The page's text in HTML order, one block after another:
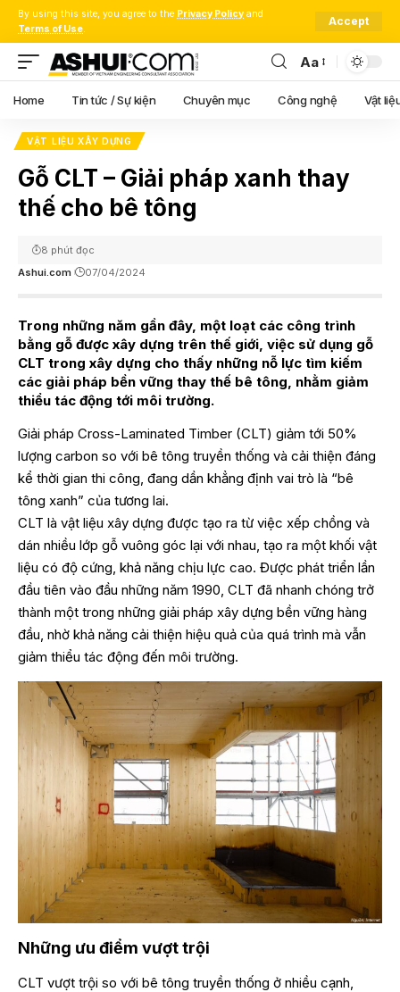
By using this site, you agree to the Privacy Policy and
Terms of Use.
Accept
Font
Resizer
Aa
Home Tin tức / Sự kiện Chuyên mục Công nghệ Vật
VẬT LIỆU XÂY DỰNG
Gỗ CLT – Giải pháp xanh thay
thế cho bê tông
Ashui.com 07/04/2024
8 phút đọc
Trong những năm gần đây, một loạt các công trình
bằng gỗ được xây dựng trên thế giới, việc sử dụng gỗ
CLT trong xây dựng cho thấy những nỗ lực tìm kiếm
các giải pháp bền vững thay thế bê tông, nhằm giảm
thiểu tác động tới môi trường.
Giải pháp Cross-Laminated Timber (CLT) giảm tới 50%
lượng carbon so với bê tông truyền thống và cải thiện đáng
kể thời gian thi công, đang dần khẳng định vai trò là “bê
tông xanh” của tương lai.
CLT là vật liệu xây dựng được tạo ra từ việc xếp chồng và
dán nhiều lớp gỗ vuông góc lại với nhau, tạo ra một khối vật
liệu có độ cứng, khả năng chịu lực cao. Được phát triển lần
đầu tiên vào đầu những năm 1990, CLT đã nhanh chóng trở
thành một trong những giải pháp xây dựng bền vững hàng
đầu, nhờ khả năng cải thiện hiệu quả của quá trình mà vẫn
giảm thiểu tác động đến môi trường.
Những ưu điểm vượt trội
CLT vượt trội so với bê tông truyền thống ở nhiều cạnh,